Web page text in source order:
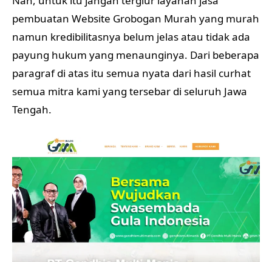
pembuatan Website Grobogan Murah yang murah
namun kredibilitasnya belum jelas atau tidak ada
payung hukum yang menaunginya. Dari beberapa
paragraf di atas itu semua nyata dari hasil curhat
semua mitra kami yang tersebar di seluruh Jawa
Tengah.